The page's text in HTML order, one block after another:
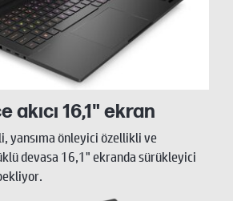
akıcı 16,1" ekran
yansıma önleyici özellikli ve
devasa 16,1" ekranda sürükleyici